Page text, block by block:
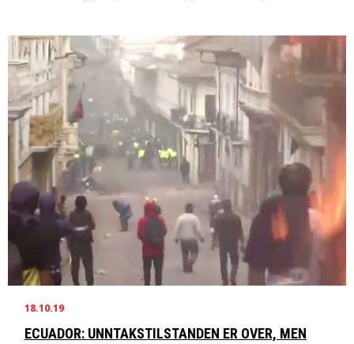
18.10.19
ECUADOR: UNNTAKSTILSTANDEN ER OVER, MEN